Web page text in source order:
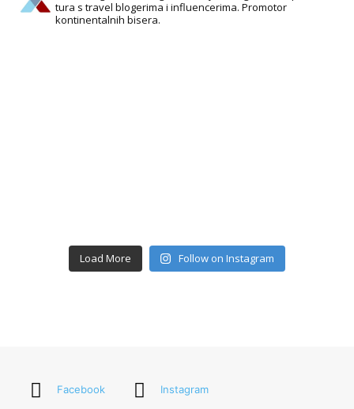
tura s travel blogerima i influencerima. Promotor
kontinentalnih bisera.
Load More Follow on Instagram
Facebook Instagram